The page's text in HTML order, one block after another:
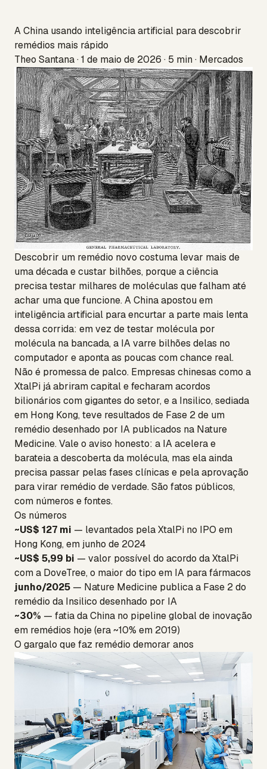
A China usando inteligência artificial para descobrir
remédios mais rápido
Theo Santana · 1 de maio de 2026 · 5 min · Mercados
Descobrir um remédio novo costuma levar mais de
uma década e custar bilhões, porque a ciência
precisa testar milhares de moléculas que falham até
achar uma que funcione. A China apostou em
inteligência artificial para encurtar a parte mais lenta
dessa corrida: em vez de testar molécula por
molécula na bancada, a IA varre bilhões delas no
computador e aponta as poucas com chance real.
Não é promessa de palco. Empresas chinesas como a
XtalPi já abriram capital e fecharam acordos
bilionários com gigantes do setor, e a Insilico, sediada
em Hong Kong, teve resultados de Fase 2 de um
remédio desenhado por IA publicados na Nature
Medicine. Vale o aviso honesto: a IA acelera e
barateia a descoberta da molécula, mas ela ainda
precisa passar pelas fases clínicas e pela aprovação
para virar remédio de verdade. São fatos públicos,
com números e fontes.
Os números
~US$ 127 mi — levantados pela XtalPi no IPO em
Hong Kong, em junho de 2024
~US$ 5,99 bi — valor possível do acordo da XtalPi
com a DoveTree, o maior do tipo em IA para fármacos
junho/2025 — Nature Medicine publica a Fase 2 do
remédio da Insilico desenhado por IA
~30% — fatia da China no pipeline global de inovação
em remédios hoje (era ~10% em 2019)
O gargalo que faz remédio demorar anos